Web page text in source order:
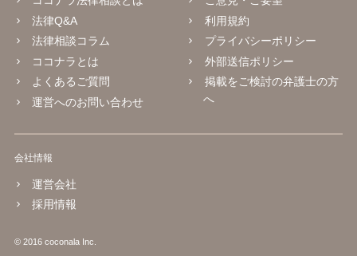
法律Q&A
法律相談コラム
ココナラとは
よくあるご質問
運営へのお問い合わせ
利用規約
プライバシーポリシー
外部送信ポリシー
掲載をご検討の弁護士の方
へ
会社情報
運営会社
採用情報
© 2016 coconala Inc.